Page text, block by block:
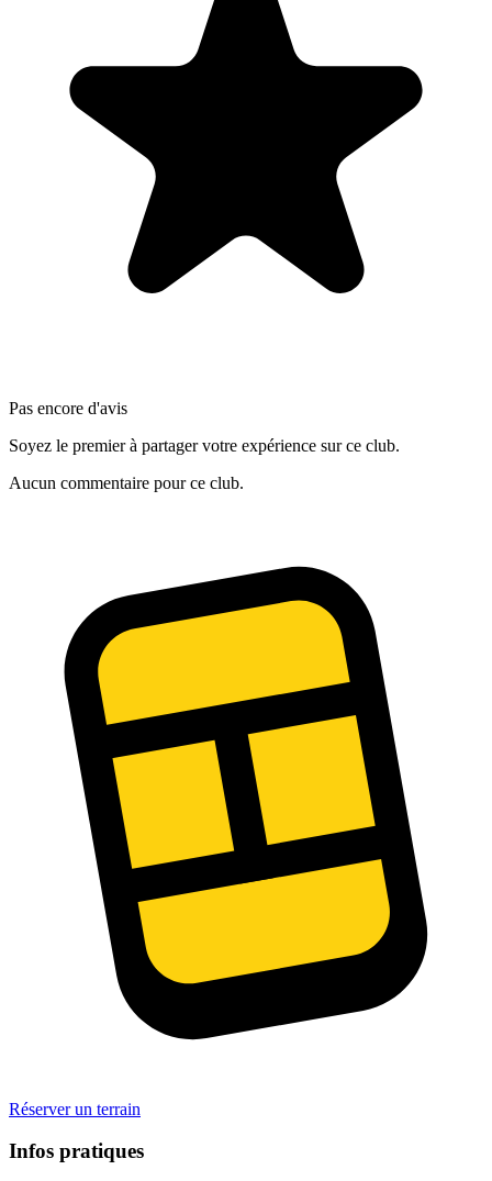
Pas encore d'avis
Soyez le premier à partager votre expérience sur ce club.
Aucun commentaire pour ce club.
Réserver un terrain
Infos pratiques